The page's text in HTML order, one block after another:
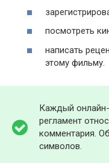
посмотреть
написать
этому фильму.
Каждый онлайн-
регламент
комментария.
символов.